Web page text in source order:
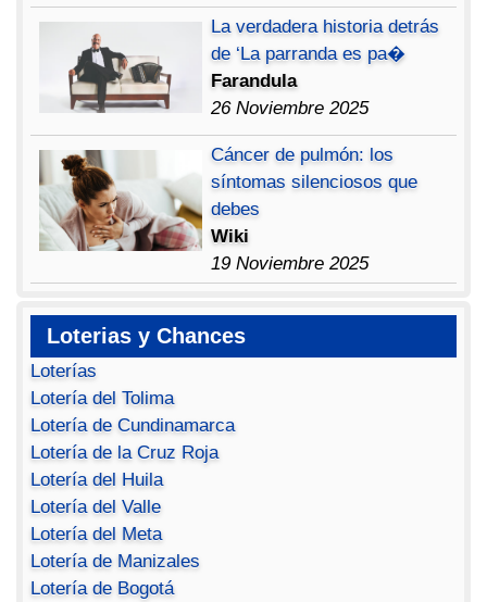
La verdadera historia detrás
de ‘La parranda es pa�
Farandula
26 Noviembre 2025
Cáncer de pulmón: los
síntomas silenciosos que
debes
Wiki
19 Noviembre 2025
Loterias y Chances
Loterías
Lotería del Tolima
Lotería de Cundinamarca
Lotería de la Cruz Roja
Lotería del Huila
Lotería del Valle
Lotería del Meta
Lotería de Manizales
Lotería de Bogotá